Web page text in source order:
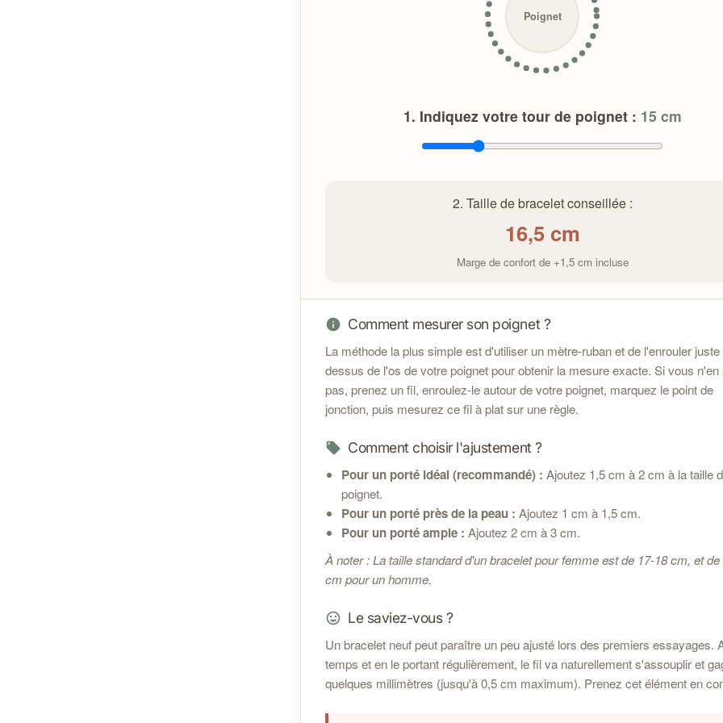
Poignet
1. Indiquez votre tour de poignet : 15 cm
2. Taille de bracelet conseillée :
16,5cm
Marge de confort de +1,5 cm incluse
Comment mesurer son poignet ?
La méthode la plus simple est d'utiliser un mètre-ruban et de l'enrouler juste
dessus de l'os de votre poignet pour obtenir la mesure exacte. Si vous n'en
pas, prenez un fil, enroulez-le autour de votre poignet, marquez le point de
jonction, puis mesurez ce fil à plat sur une règle.
Comment choisir l'ajustement ?
Pour un porté idéal (recommandé) : Ajoutez 1,5 cm à 2 cm à la taille
poignet.
Pour un porté près de la peau : Ajoutez 1 cm à 1,5 cm.
Pour un porté ample : Ajoutez 2 cm à 3 cm.
À noter : La taille standard d'un bracelet pour femme est de 17-18 cm, et de
cm pour un homme.
Le saviez-vous ?
Un bracelet neuf peut paraître un peu ajusté lors des premiers essayages.
temps et en le portant régulièrement, le fil va naturellement s'assouplir et
quelques millimètres (jusqu'à 0,5 cm maximum). Prenez cet élément en